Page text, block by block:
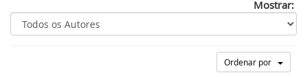
Mostrar:
Ordenar por